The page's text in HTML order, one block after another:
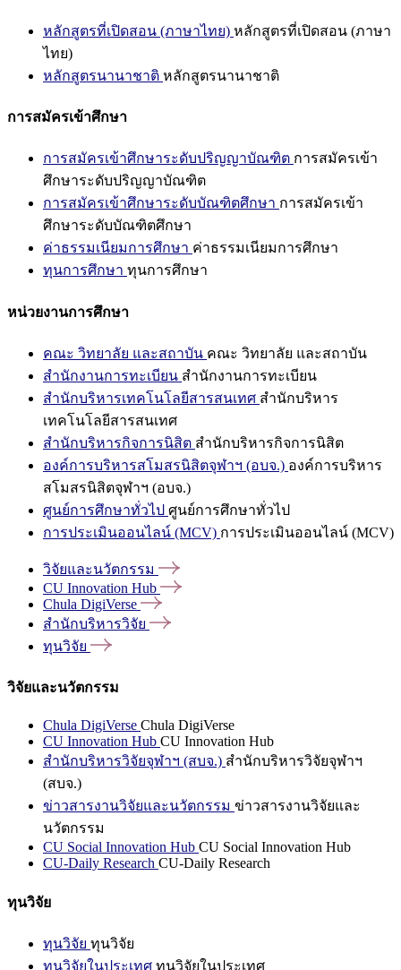
หลักสูตรที่เปิดสอน (ภาษาไทย) หลักสูตรที่เปิดสอน (ภาษา
ไทย)
หลักสูตรนานาชาติ หลักสูตรนานาชาติ
การสมัครเข้าศึกษา
การสมัครเข้าศึกษาระดับปริญญาบัณฑิต การสมัครเข้า
ศึกษาระดับปริญญาบัณฑิต
การสมัครเข้าศึกษาระดับบัณฑิตศึกษา การสมัครเข้า
ศึกษาระดับบัณฑิตศึกษา
ค่าธรรมเนียมการศึกษา ค่าธรรมเนียมการศึกษา
ทุนการศึกษา ทุนการศึกษา
หน่วยงานการศึกษา
คณะ วิทยาลัย และสถาบัน คณะ วิทยาลัย และสถาบัน
สำนักงานการทะเบียน สำนักงานการทะเบียน
สำนักบริหารเทคโนโลยีสารสนเทศ สำนักบริหาร
เทคโนโลยีสารสนเทศ
สำนักบริหารกิจการนิสิต สำนักบริหารกิจการนิสิต
องค์การบริหารสโมสรนิสิตจุฬาฯ (อบจ.) องค์การบริหาร
สโมสรนิสิตจุฬาฯ (อบจ.)
ศูนย์การศึกษาทั่วไป ศูนย์การศึกษาทั่วไป
การประเมินออนไลน์ (MCV) การประเมินออนไลน์ (MCV)
วิจัยและนวัตกรรม
CU Innovation Hub
Chula DigiVerse
สำนักบริหารวิจัย
ทุนวิจัย
วิจัยและนวัตกรรม
Chula DigiVerse Chula DigiVerse
CU Innovation Hub CU Innovation Hub
สำนักบริหารวิจัยจุฬาฯ (สบจ.) สำนักบริหารวิจัยจุฬาฯ
(สบจ.)
ข่าวสารงานวิจัยและนวัตกรรม ข่าวสารงานวิจัยและ
นวัตกรรม
CU Social Innovation Hub CU Social Innovation Hub
CU-Daily Research CU-Daily Research
ทุนวิจัย
ทุนวิจัย ทุนวิจัย
ทุนวิจัยในประเทศ ทุนวิจัยในประเทศ